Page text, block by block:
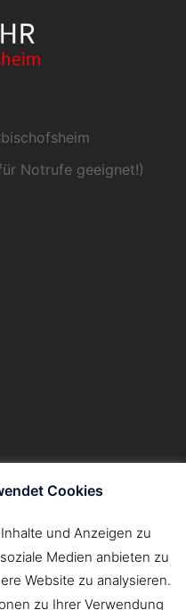
Notrufe geeignet!)
Cookies
und Anzeigen zu
Medien anbieten zu
Website zu analysieren.
zu Ihrer Verwendung